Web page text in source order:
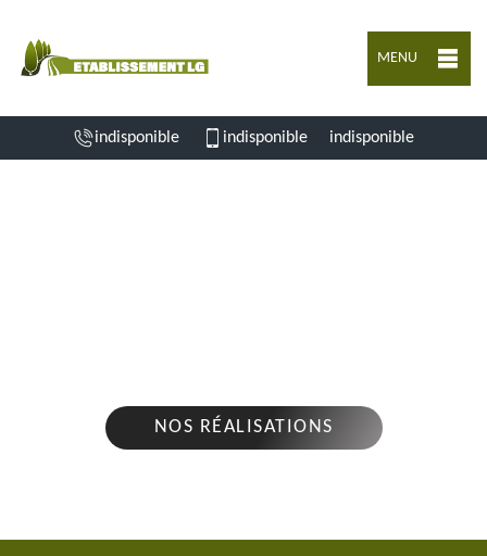
MENU
indisponible indisponible indisponible
NOS RÉALISATIONS